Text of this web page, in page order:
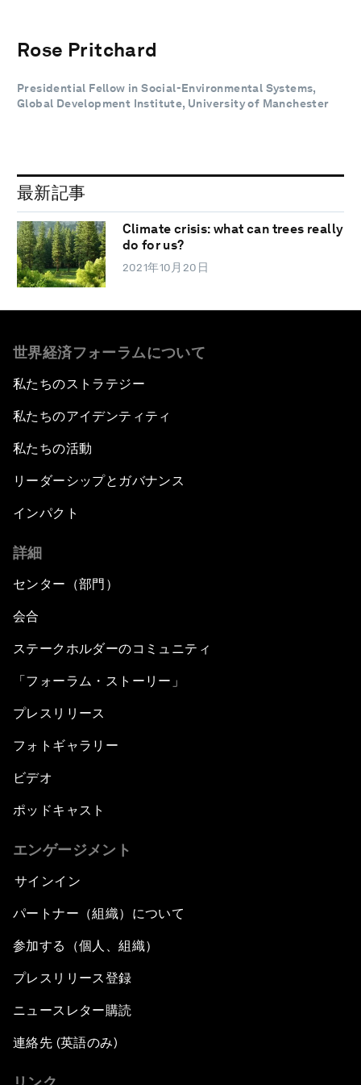
Rose Pritchard
Presidential Fellow in Social-Environmental Systems,
Global Development Institute, University of Manchester
最新記事
Climate crisis: what can trees really
do for us?
2021年10月20日
世界経済フォーラムについて
私たちのストラテジー
私たちのアイデンティティ
私たちの活動
リーダーシップとガバナンス
インパクト
詳細
センター（部門）
会合
ステークホルダーのコミュニティ
「フォーラム・ストーリー」
プレスリリース
フォトギャラリー
ビデオ
ポッドキャスト
エンゲージメント
サインイン
パートナー（組織）について
参加する（個人、組織）
プレスリリース登録
ニュースレター購読
連絡先 (英語のみ)